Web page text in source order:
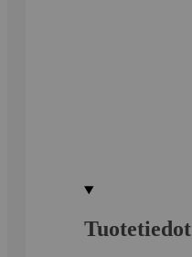
Tuotetiedot